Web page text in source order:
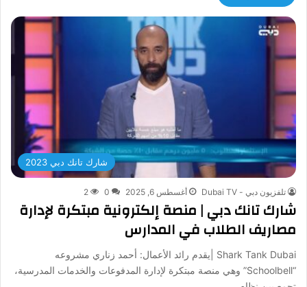
شارك تانك دبي 2023
تلفزيون دبي - Dubai TV أغسطس 6, 2025 0
2
شارك تانك دبي | منصة إلكترونية مبتكرة لإدارة
مصاريف الطلاب في المدارس
Shark Tank Dubai |يقدم رائد الأعمال: أحمد زناري مشروعه
“Schoolbell” وهي منصة مبتكرة لإدارة المدفوعات والخدمات المدرسية،